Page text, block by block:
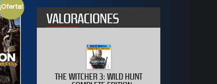
¡Oferta!
VALORACIONES
THE WITCHER 3: WILD HUNT